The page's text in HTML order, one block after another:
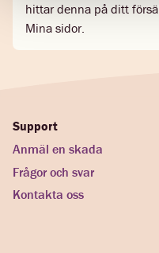
hittar denna på ditt
Mina sidor.
Support
Anmäl en skada
Frågor och svar
Kontakta oss